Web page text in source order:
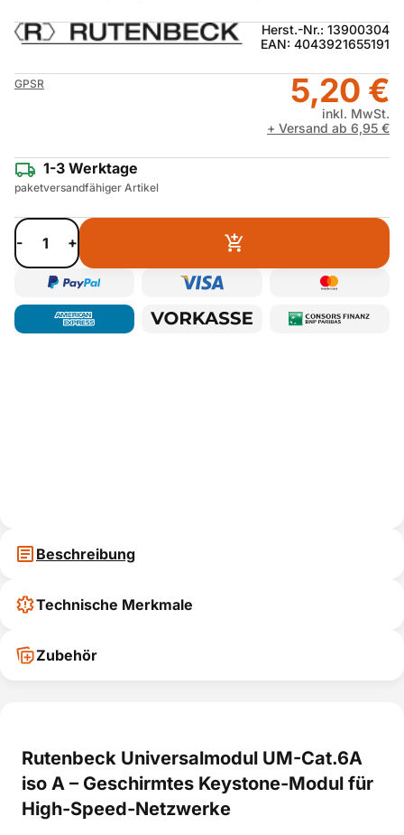
Herst.-Nr.: 13900304
EAN: 4043921655191
GPSR 5,20 €
inkl. MwSt.
+ Versand ab 6,95 €
1-3 Werktage
paketversandfähiger Artikel
- +
Beschreibung
Technische Merkmale
Zubehör
Rutenbeck Universalmodul UM-Cat.6A
iso A – Geschirmtes Keystone-Modul für
High-Speed-Netzwerke